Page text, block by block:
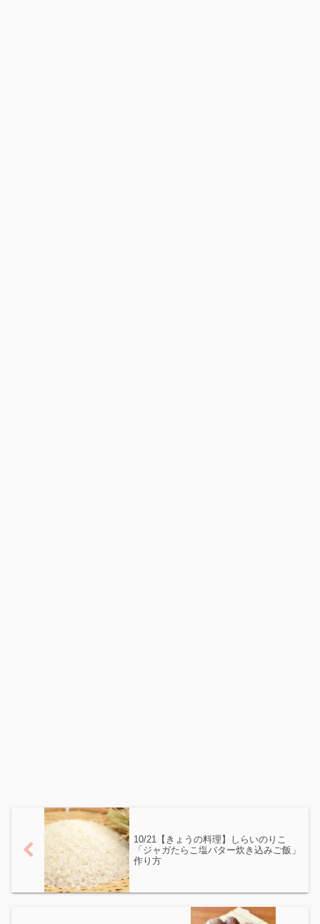
10/21【きょうの料理】しらいのりこ
「ジャガたらこ塩バター炊き込みご飯」
作り方